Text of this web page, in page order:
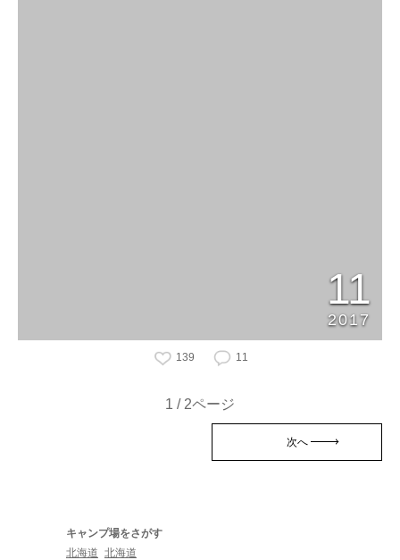
11
2017
139 11
1 / 2ページ
次へ
キャンプ場をさがす
北海道 北海道